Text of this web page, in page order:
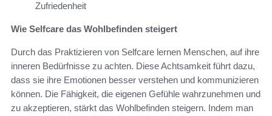
Zufriedenheit
Wie Selfcare das Wohlbefinden steigert
Durch das Praktizieren von Selfcare lernen Menschen, auf ihre
inneren Bedürfnisse zu achten. Diese Achtsamkeit führt dazu,
dass sie ihre Emotionen besser verstehen und kommunizieren
können. Die Fähigkeit, die eigenen Gefühle wahrzunehmen und
zu akzeptieren, stärkt das Wohlbefinden steigern. Indem man